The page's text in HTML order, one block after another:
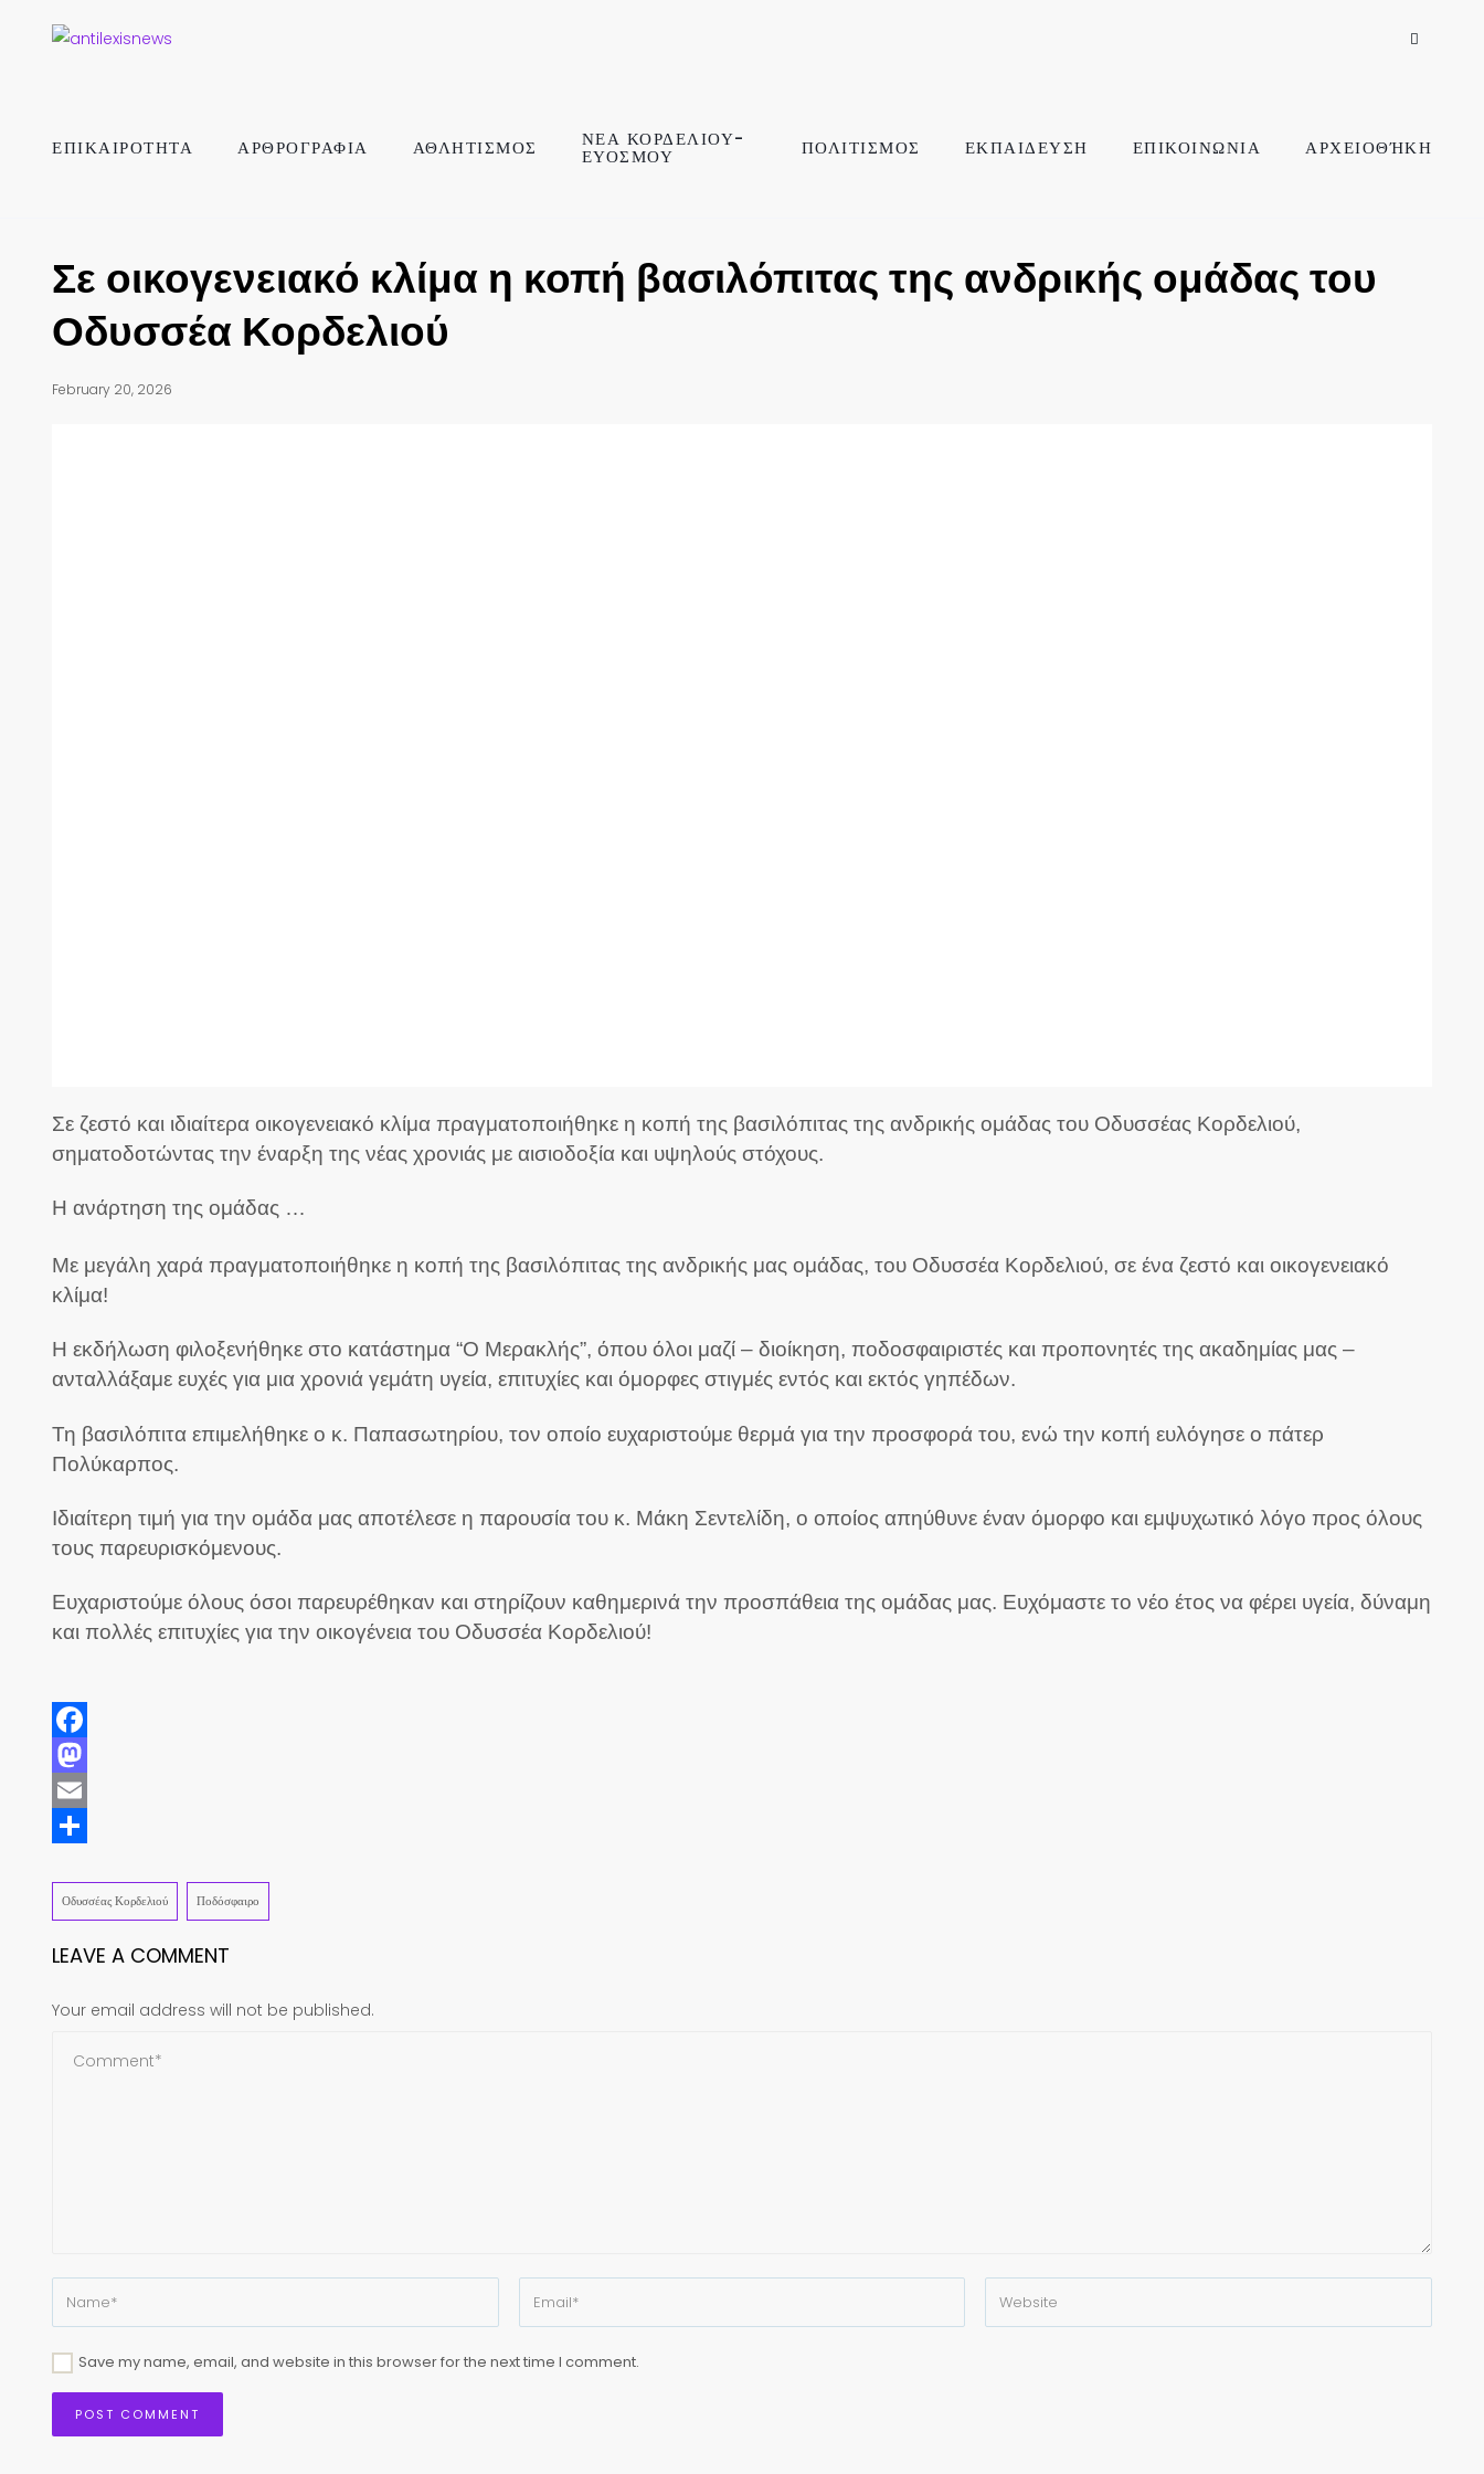
ΕΠΙΚΑΙΡΟΤΗΤΑ ΑΡΘΡΟΓΡΑΦΙΑ ΑΘΛΗΤΙΣΜΟΣ ΝΕΑ ΚΟΡΔΕΛΙΟΥ-
ΕΥΟΣΜΟΥ ΠΟΛΙΤΙΣΜΟΣ ΕΚΠΑΙΔΕΥΣΗ ΕΠΙΚΟΙΝΩΝΙΑ ΑΡΧΕΙΟΘΉΚΗ
Σε οικογενειακό κλίμα η κοπή βασιλόπιτας της ανδρικής ομάδας του
Οδυσσέα Κορδελιού
February 20, 2026
Σε ζεστό και ιδιαίτερα οικογενειακό κλίμα πραγματοποιήθηκε η κοπή της βασιλόπιτας της ανδρικής ομάδας του Οδυσσέας Κορδελιού,
σηματοδοτώντας την έναρξη της νέας χρονιάς με αισιοδοξία και υψηλούς στόχους.
Η ανάρτηση της ομάδας …
Με μεγάλη χαρά πραγματοποιήθηκε η κοπή της βασιλόπιτας της ανδρικής μας ομάδας, του Οδυσσέα Κορδελιού, σε ένα ζεστό και οικογενειακό
κλίμα!
Η εκδήλωση φιλοξενήθηκε στο κατάστημα “Ο Μερακλής”, όπου όλοι μαζί – διοίκηση, ποδοσφαιριστές και προπονητές της ακαδημίας μας –
ανταλλάξαμε ευχές για μια χρονιά γεμάτη υγεία, επιτυχίες και όμορφες στιγμές εντός και εκτός γηπέδων.
Τη βασιλόπιτα επιμελήθηκε ο κ. Παπασωτηρίου, τον οποίο ευχαριστούμε θερμά για την προσφορά του, ενώ την κοπή ευλόγησε ο πάτερ
Πολύκαρπος.
Ιδιαίτερη τιμή για την ομάδα μας αποτέλεσε η παρουσία του κ. Μάκη Σεντελίδη, ο οποίος απηύθυνε έναν όμορφο και εμψυχωτικό λόγο προς όλους
τους παρευρισκόμενους.
Ευχαριστούμε όλους όσοι παρευρέθηκαν και στηρίζουν καθημερινά την προσπάθεια της ομάδας μας. Ευχόμαστε το νέο έτος να φέρει υγεία, δύναμη
και πολλές επιτυχίες για την οικογένεια του Οδυσσέα Κορδελιού!
Facebook
Mastodon
Email
Οδυσσέας Κορδελιού Ποδόσφαιρο
LEAVE A COMMENT
Your email address will not be published.
Save my name, email, and website in this browser for the next time I comment.